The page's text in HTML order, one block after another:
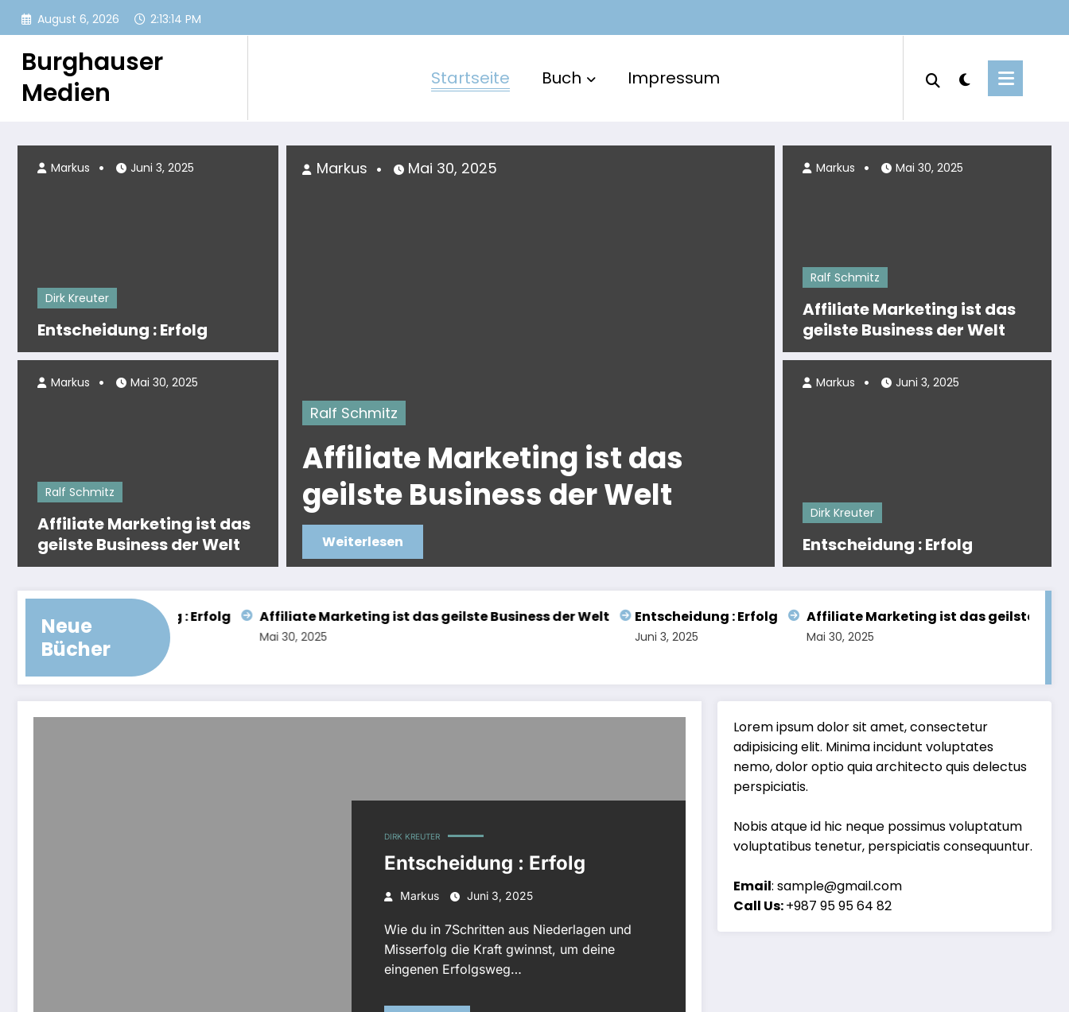
Zum
Inhalt
springen
August 6, 2026 2:13:15 PM
Burghauser
Medien
Startseite Buch Impressum
Dirk Kreuter
Entscheidung : Erfolg
Markus Juni 3, 2025
Ralf Schmitz
Affiliate Marketing ist das
geilste Business der Welt
Markus Mai 30, 2025
Ralf Schmitz
Affiliate Marketing ist das
geilste Business der Welt
Weiterlesen
Markus Mai 30, 2025
Entscheidung :
Weiterlesen
Markus Juni 3, 2025
Ralf Schmitz
Affiliate Marketing ist das
geilste Business der Welt
Markus Mai 30, 2025
Dirk Kreuter
Entscheidung : Erfolg
Markus Juni 3, 2025
Neue
Bücher
Entscheidung : Erfolg
Juni 3, 2025
Affiliate Marketing ist das geilste Business der Welt
Mai 30, 2025
Entscheidung : Erfolg
Juni 3, 2025
Affiliate Marketing ist
Mai 30, 2025
DIRK KREUTER
Entscheidung : Erfolg
Markus Juni 3, 2025
Wie du in 7Schritten aus Niederlagen und
Misserfolg die Kraft gwinnst, um deine
eingenen Erfolgsweg…
Lorem ipsum dolor sit amet, consectetur
adipisicing elit. Minima incidunt voluptates
nemo, dolor optio quia architecto quis delectus
perspiciatis.
Nobis atque id hic neque possimus voluptatum
voluptatibus tenetur, perspiciatis consequuntur.
Email: sample@gmail.com
Call Us:+987 95 95 64 82